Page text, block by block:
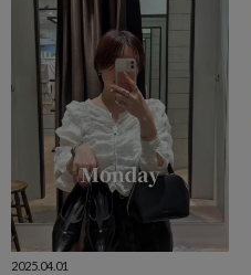
2025.04.01